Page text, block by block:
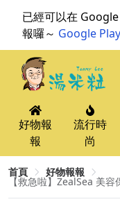
已經可以在
報囉～ Google Play
好物報
報
流行時
尚
首頁 好物報報
【救急啦】ZealSea 美